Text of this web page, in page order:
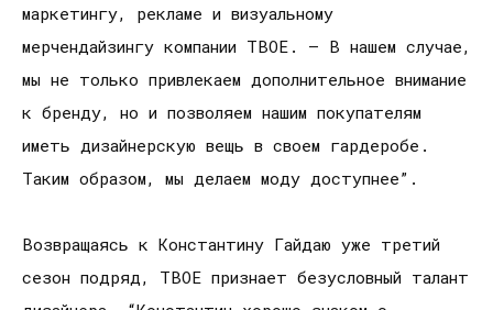
маркетингу, рекламе и визуальному
мерчендайзингу компании ТВОЕ. – В нашем случае,
мы не только привлекаем дополнительное внимание
к бренду, но и позволяем нашим покупателям
иметь дизайнерскую вещь в своем гардеробе.
Таким образом, мы делаем моду доступнее”.
Возвращаясь к Константину Гайдаю уже третий
сезон подряд, ТВОЕ признает безусловный талант